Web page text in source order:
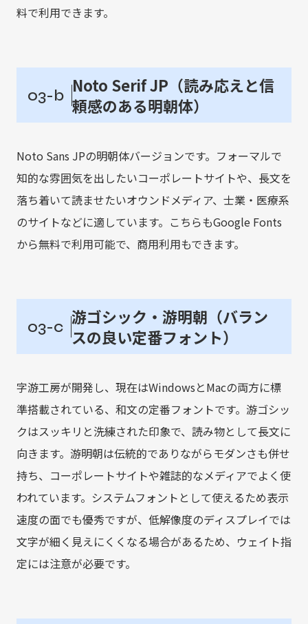
料で利用できます。
03-b Noto Serif JP（読み応えと信
頼感のある明朝体）
Noto Sans JPの明朝体バージョンです。フォーマルで
知的な雰囲気を出したいコーポレートサイトや、長文を
落ち着いて読ませたいオウンドメディア、士業・医療系
のサイトなどに適しています。こちらもGoogle Fonts
から無料で利用可能で、商用利用もできます。
03-c 游ゴシック・游明朝（バラン
スの良い定番フォント）
字游工房が開発し、現在はWindowsとMacの両方に標
準搭載されている、和文の定番フォントです。游ゴシッ
クはスッキリと洗練された印象で、読み物として長文に
向きます。游明朝は伝統的でありながらモダンさも併せ
持ち、コーポレートサイトや雑誌的なメディアでよく使
われています。システムフォントとして使えるため表示
速度の面でも優秀ですが、低解像度のディスプレイでは
文字が細く見えにくくなる場合があるため、ウェイト指
定には注意が必要です。